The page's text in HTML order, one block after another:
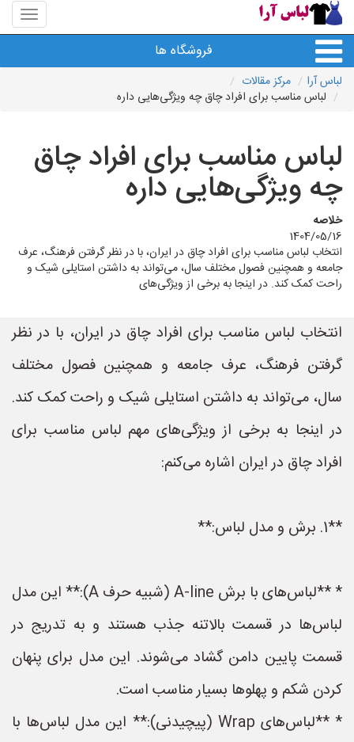
منوی
سایت
آرا
فروشگاه ها
لباس آرا
مرکز مقالات
لباس مناسب برای افراد چاق چه ویژگی‌هایی داره
لباس مناسب برای افراد چاق
چه ویژگی‌هایی داره
خلاصه
1404/05/16
انتخاب لباس مناسب برای افراد چاق در ایران، با در نظر گرفتن فرهنگ، عرف
جامعه و همچنین فصول مختلف سال، می‌تواند به داشتن استایلی شیک و
راحت کمک کند. در اینجا به برخی از ویژگی‌های
انتخاب لباس مناسب برای افراد چاق در ایران، با در نظر
گرفتن فرهنگ، عرف جامعه و همچنین فصول مختلف
سال، می‌تواند به داشتن استایلی شیک و راحت کمک کند.
در اینجا به برخی از ویژگی‌های مهم لباس مناسب برای
افراد چاق در ایران اشاره می‌کنم:
**1. برش و مدل لباس:**
* **لباس‌های با برش A-line (شبیه حرف A):** این مدل
لباس‌ها در قسمت بالاتنه جذب هستند و به تدریج در
قسمت پایین دامن گشاد می‌شوند. این مدل برای پنهان
کردن شکم و پهلوها بسیار مناسب است.
* **لباس‌های Wrap (پیچیدنی):** این مدل لباس‌ها با